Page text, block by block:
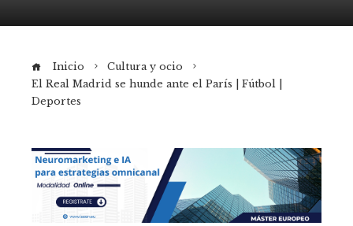
Inicio
Cultura y ocio
El Real Madrid se hunde ante el París | Fútbol |
Deportes